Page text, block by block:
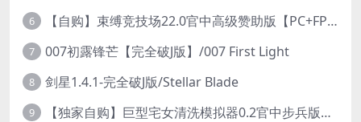
6 【自购】束缚竞技场22.0官中高级赞助版【PC+FPS枪战射击/ACT动作/捏人/团队】/Bondage Arena Premium【43.7G】
7 007初露锋芒【完全破J版】/007 First Light
8 剑星1.4.1-完全破J版/Stellar Blade
9 【独家自购】巨型宅女清洗模拟器0.2官中步兵版【PC+安卓模拟器+3D互动SLG/开放世界/2026.6.6日新作】/巨人老婆清洗模拟器/Giant Waifu Wash Simulator【3G】